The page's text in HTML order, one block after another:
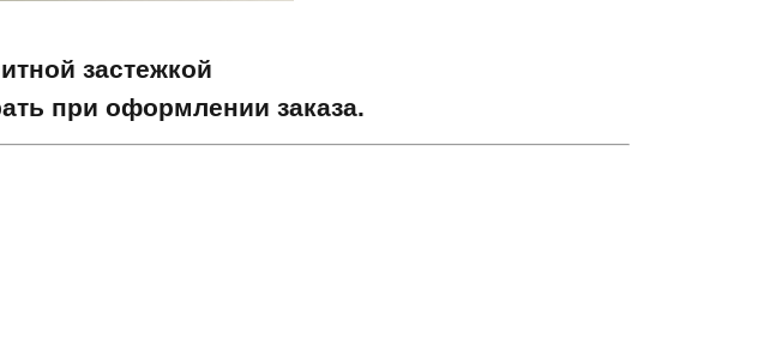
застежкой
при оформлении заказа.